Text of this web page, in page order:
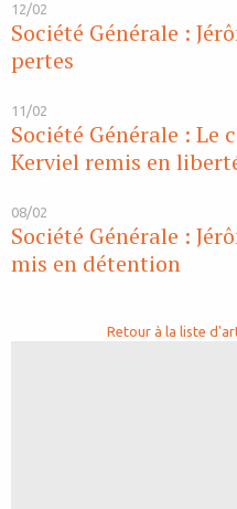
12/02
Société Générale :
pertes
11/02
Société Générale : Le
Kerviel remis en
08/02
Société Générale :
mis en détention
Retour à la liste